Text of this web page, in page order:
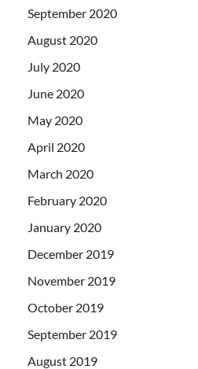
September 2020
August 2020
July 2020
June 2020
May 2020
April 2020
March 2020
February 2020
January 2020
December 2019
November 2019
October 2019
September 2019
August 2019